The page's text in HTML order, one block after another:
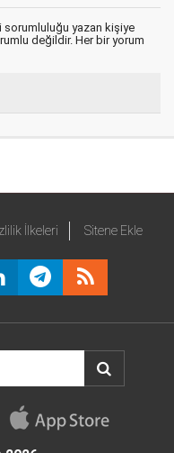
sorumluluğu yazan kişiye
değildir. Her bir yorum
İlkeleri Sitene Ekle